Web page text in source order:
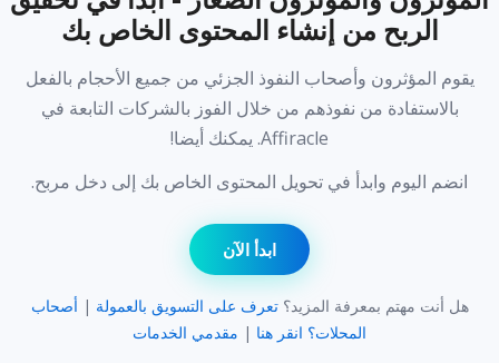
الربح من إنشاء المحتوى الخاص بك
يقوم المؤثرون وأصحاب النفوذ الجزئي من جميع الأحجام بالفعل
بالاستفادة من نفوذهم من خلال الفوز بالشركات التابعة في
Affiracle. يمكنك أيضا!
انضم اليوم وابدأ في تحويل المحتوى الخاص بك إلى دخل مربح.
ابدأ الآن
هل أنت مهتم بمعرفة المزيد؟تعرف على التسويق بالعمولة | أصحاب
المحلات؟ انقر هنا | مقدمي الخدمات